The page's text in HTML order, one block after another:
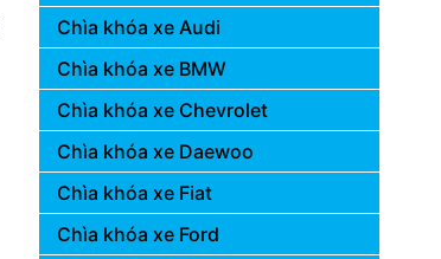
Chìa khóa xe Audi
Chìa khóa xe BMW
Chìa khóa xe Chevrolet
Chìa khóa xe Daewoo
Chìa khóa xe Fiat
Chìa khóa xe Ford